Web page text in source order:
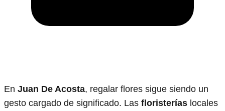
En Juan De Acosta, regalar flores sigue siendo un
gesto cargado de significado. Las floristerías locales